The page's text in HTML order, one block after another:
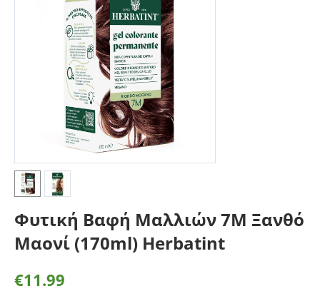
Φυτική Βαφή Μαλλιών 7Μ Ξανθό
Μαονί (170ml) Herbatint
€11.99